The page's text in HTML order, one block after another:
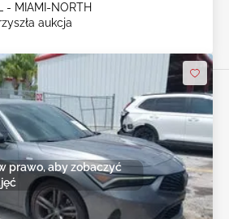
- MIAMI-NORTH
aukcja
prawo, aby zobaczyć